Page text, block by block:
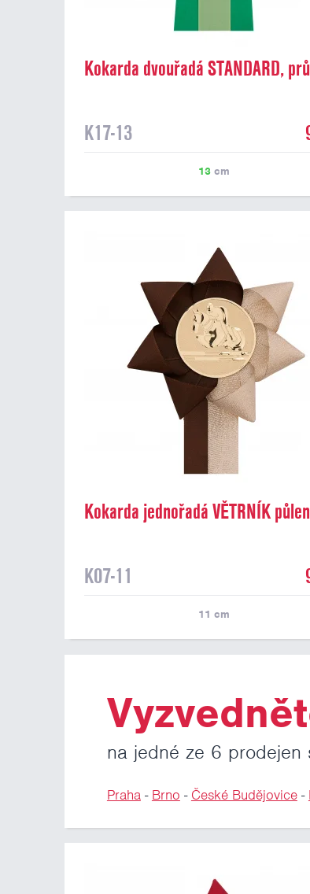
Kokarda dvouřadá STANDARD,
K17-13
13cm
Kokarda jednořadá VĚTRNÍK
K07-11
11 cm
na jedné ze 6 prodejen
Praha- Brno - České Budějovice-